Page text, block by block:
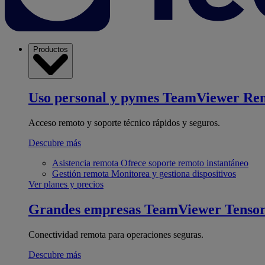
Productos
Uso personal y pymes TeamViewer
Acceso remoto y soporte técnico rápidos y seguros.
Descubre más
Asistencia remota Ofrece soporte remoto instantáneo
Gestión remota Monitorea y gestiona dispositivos
Ver planes y precios
Grandes empresas TeamViewer Tensor
Conectividad remota para operaciones seguras.
Descubre más